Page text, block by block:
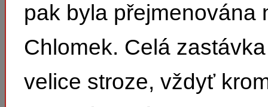
pak byla přejmenována
Chlomek. Celá
velice stroze, vždyť